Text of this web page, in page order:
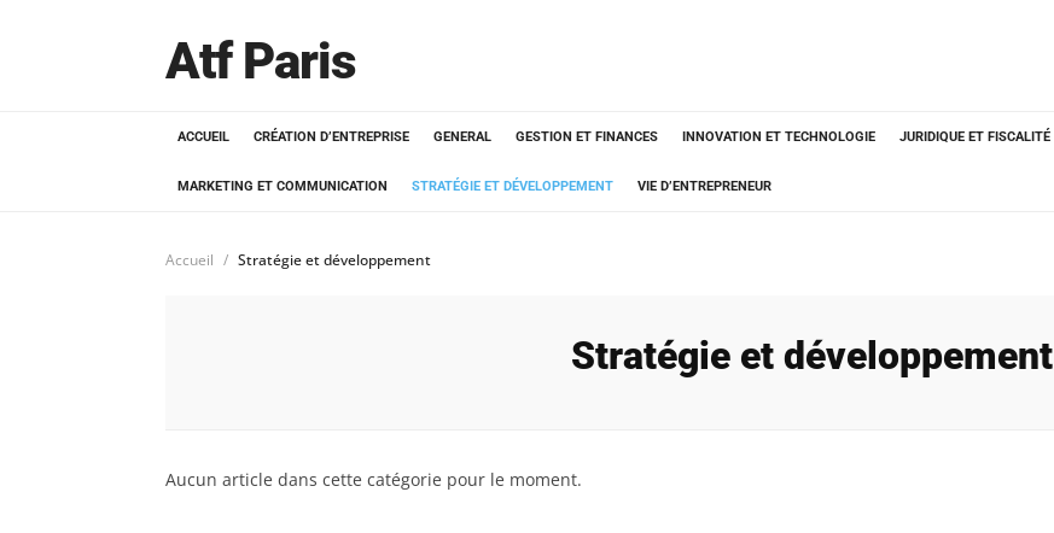
Atf Paris
ACCUEIL CRÉATION D’ENTREPRISE GENERAL GESTION ET FINANCES INNOVATION ET TECHNOLOGIE JURIDIQUE ET FISCALITÉ
MARKETING ET COMMUNICATION STRATÉGIE ET DÉVELOPPEMENT VIE D’ENTREPRENEUR
Accueil Stratégie et développement
Stratégie et développement
Aucun article dans cette catégorie pour le moment.